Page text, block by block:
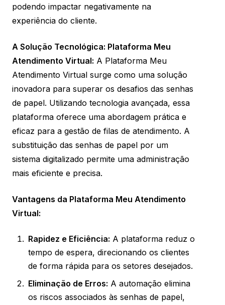
podendo impactar negativamente na
experiência do cliente.
A Solução Tecnológica: Plataforma Meu
Atendimento Virtual: A Plataforma Meu
Atendimento Virtual surge como uma solução
inovadora para superar os desafios das senhas
de papel. Utilizando tecnologia avançada, essa
plataforma oferece uma abordagem prática e
eficaz para a gestão de filas de atendimento. A
substituição das senhas de papel por um
sistema digitalizado permite uma administração
mais eficiente e precisa.
Vantagens da Plataforma Meu Atendimento
Virtual:
Rapidez e Eficiência: A plataforma reduz o
tempo de espera, direcionando os clientes
de forma rápida para os setores desejados.
Eliminação de Erros: A automação elimina
os riscos associados às senhas de papel,